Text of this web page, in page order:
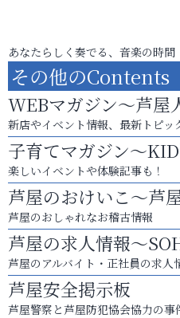
あなたらしく奏でる、音楽の時間
その他のContents
WEBマガジン～芦屋
新店やイベント情報、最新トピッ
子育てマガジン～
楽しいイベントや体験記事も！
芦屋のおけいこ～芦
芦屋のおしゃれなお稽古情報
芦屋の求人情報～
芦屋のアルバイト・正社員の求人
芦屋安全掲示板
芦屋警察と芦屋防犯協会協力の事